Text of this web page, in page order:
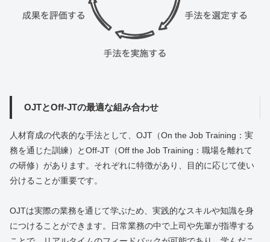
OJTとOff-JTの最適な組み合わせ
人材育成の代表的な手法として、OJT（On the Job Training：実
務を通じた訓練）とOff-JT（Off the Job Training：職場を離れて
の研修）があります。それぞれに特徴があり、目的に応じて使い
分けることが重要です。
OJTは実際の業務を通じて学ぶため、実践的なスキルや知識を身
につけることができます。日常業務の中で上司や先輩が指導する